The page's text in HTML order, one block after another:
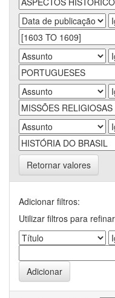
Retornar valores
Adicionar filtros:
Utilizar filtros para